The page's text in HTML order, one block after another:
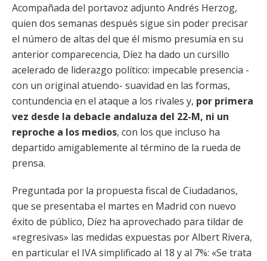
Acompañada del portavoz adjunto Andrés Herzog,
quien dos semanas después sigue sin poder precisar
el número de altas del que él mismo presumía en su
anterior comparecencia, Díez ha dado un cursillo
acelerado de liderazgo político: impecable presencia -
con un original atuendo- suavidad en las formas,
contundencia en el ataque a los rivales y, por primera
vez desde la debacle andaluza del 22-M, ni un
reproche a los medios, con los que incluso ha
departido amigablemente al término de la rueda de
prensa.
Preguntada por la propuesta fiscal de Ciudadanos,
que se presentaba el martes en Madrid con nuevo
éxito de público, Díez ha aprovechado para tildar de
«regresivas» las medidas expuestas por Albert Rivera,
en particular el IVA simplificado al 18 y al 7%: «Se trata